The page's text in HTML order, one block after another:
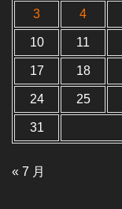
3 4
10 11
17 18
24 25
31
« 7 月